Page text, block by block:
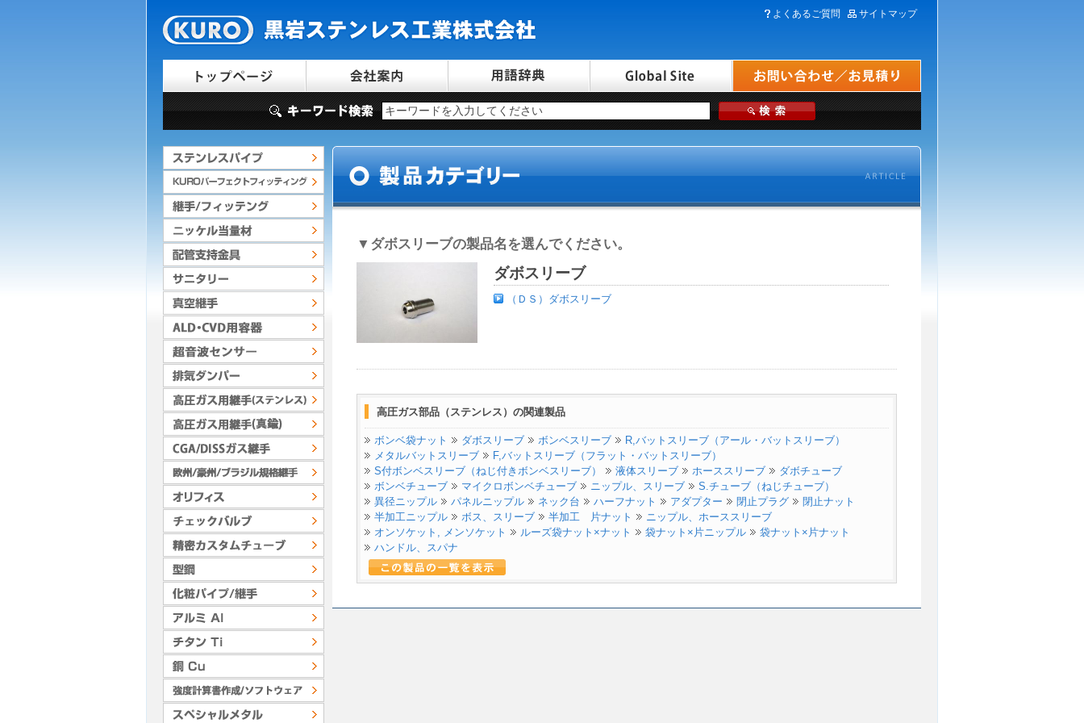
よくあるご質問 サイトマップ
▼ ダボスリーブの製品名を選んでください。
ダボスリーブ
（ＤＳ）ダボスリーブ
高圧ガス部品（ステンレス）の関連製品
ボンベ袋ナット ダボスリーブ ボンベスリーブ
R,バットスリーブ（アール・バットスリーブ）
メタルバットスリーブ
F,バットスリーブ（フラット・バットスリーブ）
S付ボンベスリーブ（ねじ付きボンベスリーブ）
液体スリーブ ホーススリーブ
ダボチューブ
ボンベチューブ
マイクロボンベチューブ ニップル、スリーブ
S.チューブ（ねじチューブ）
異径ニップル
パネルニップル ネック台 ハーフナット アダプター 閉止プラグ
閉止ナット
半加工ニップル
ボス、スリーブ 半加工 片ナット
ニップル、ホーススリーブ
オンソケット, メンソケット
ルーズ袋ナット×ナット 袋ナット×片ニップル
袋ナット×片ナット
ハンドル、スパナ